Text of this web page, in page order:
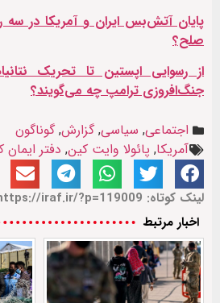
پایان آتش‌بس ایران و آمریکا در سه
صلح؟
از رسوایی اپستین تا تحريک
جنگ‌افروزی ترامپ چه می‌گویند؟
اجتماعی, سیاسی,گزارش,گوناگون
آمریکا, پائولا وایت کین, دفتر
لینک کوتاه: https://iraf.ir/?p=119009
اخبار مرتبط